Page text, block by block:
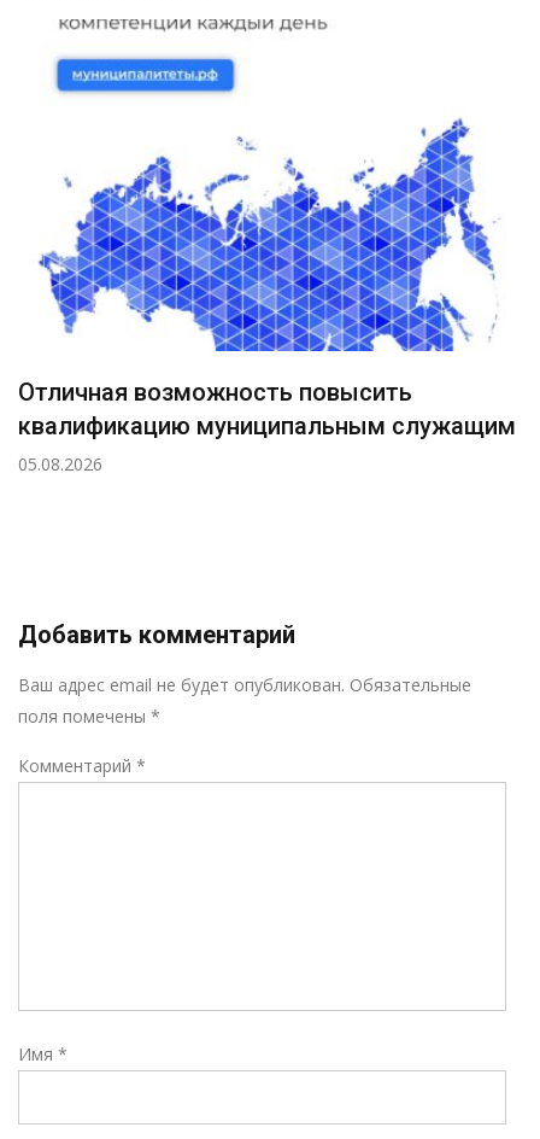
Отличная возможность повысить
квалификацию муниципальным служащим
05.08.2026
Добавить комментарий
Ваш адрес email не будет опубликован. Обязательные
поля помечены *
Комментарий *
Имя *